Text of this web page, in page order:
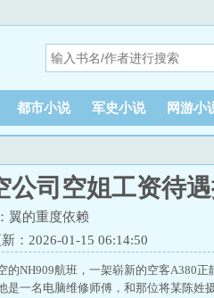
都市小说 军史小说 网游小
公司空姐工资待
翼的重度依赖
：2026-01-15 06:14:50
的NH909航班，一架崭新的空客A380
是一名电脑维修师傅，和那位将某陈姓